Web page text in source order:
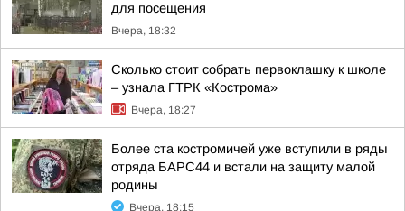
для посещения
Вчера, 18:32
Сколько стоит собрать первоклашку к школе
– узнала ГТРК «Кострома»
Вчера, 18:27
Более ста костромичей уже вступили в ряды
отряда БАРС44 и встали на защиту малой
родины
Вчера, 18:15